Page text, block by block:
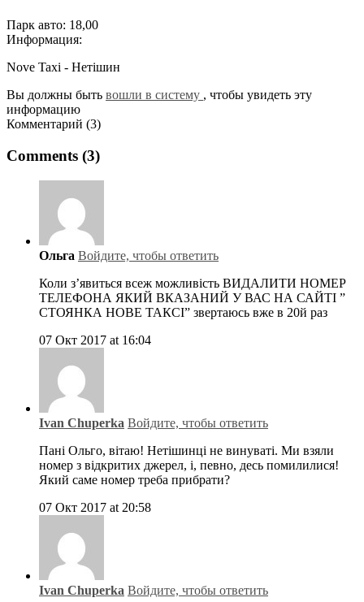
Парк авто: 18,00
Информация:
Nove Taxi - Нетішин
Вы должны быть вошли в систему , чтобы увидеть эту
информацию
Комментарий (3)
Comments (3)
Ольга Войдите, чтобы ответить
Коли з’явиться всеж можливість ВИДАЛИТИ НОМЕР
ТЕЛЕФОНА ЯКИЙ ВКАЗАНИЙ У ВАС НА САЙТІ ”
СТОЯНКА НОВЕ ТАКСІ” звертаюсь вже в 20й раз
07 Окт 2017 at 16:04
Ivan Chuperka Войдите, чтобы ответить
Пані Ольго, вітаю! Нетішинці не винуваті. Ми взяли
номер з відкритих джерел, і, певно, десь помилилися!
Який саме номер треба прибрати?
07 Окт 2017 at 20:58
Ivan Chuperka Войдите, чтобы ответить